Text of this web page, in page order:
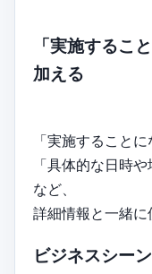
「実施するこ
加える
「実施すること
「具体的な日時
など、
詳細情報と一緒に
ビジネスシーン